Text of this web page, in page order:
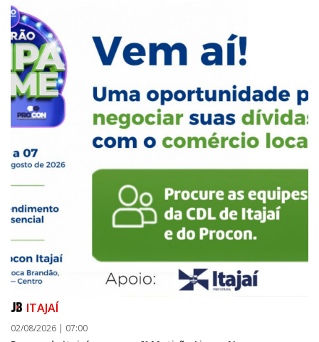
ITAJAÍ
02/08/2026 | 07:00